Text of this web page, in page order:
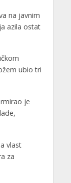
na javnim
azila ostat
ubio tri
je
vlast
za